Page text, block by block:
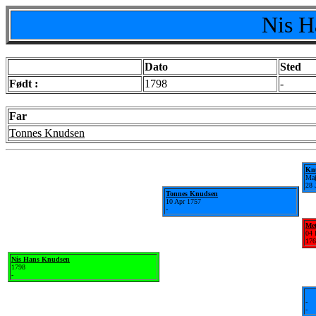
Nis
Dato
Sted
Født :
1798 -
Far
Tonnes Knudsen
Nis Hans Knudsen
1798
-
Tonnes Knudsen
10 Apr 1757
-
28
04
-
-